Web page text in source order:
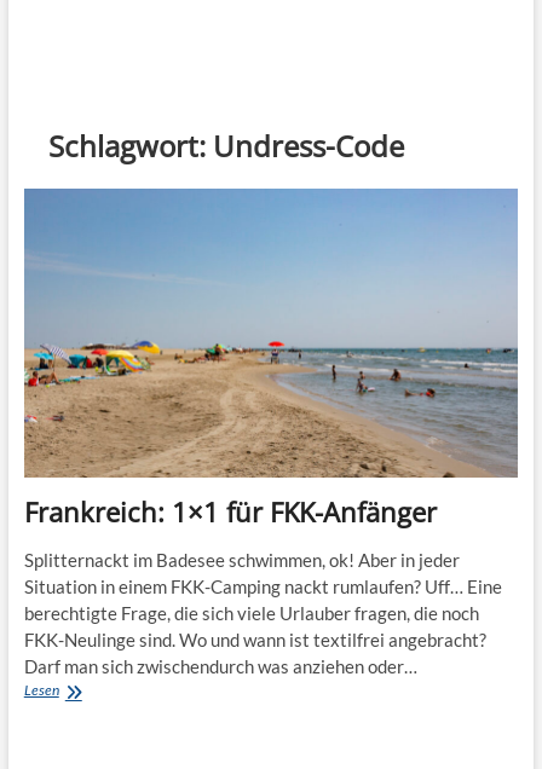
Schlagwort: Undress-Code
Frankreich: 1×1 für FKK-Anfänger
Splitternackt im Badesee schwimmen, ok! Aber in jeder
Situation in einem FKK-Camping nackt rumlaufen? Uff… Eine
berechtigte Frage, die sich viele Urlauber fragen, die noch
FKK-Neulinge sind. Wo und wann ist textilfrei angebracht?
Darf man sich zwischendurch was anziehen oder…
LesenFrankreich: